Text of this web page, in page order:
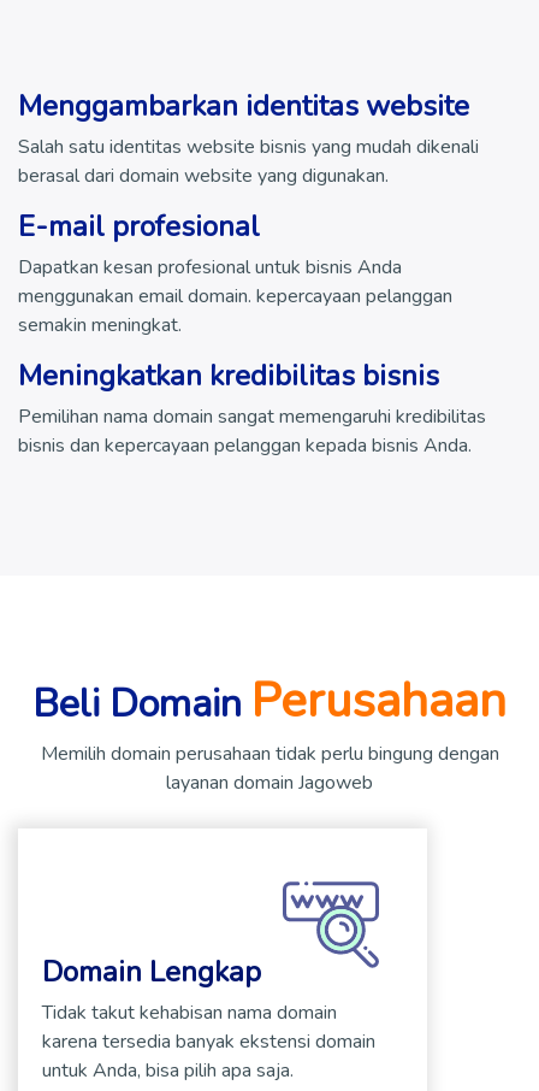
Menggambarkan identitas website
Salah satu identitas website bisnis yang mudah dikenali
berasal dari domain website yang digunakan.
E-mail profesional
Dapatkan kesan profesional untuk bisnis Anda
menggunakan email domain. kepercayaan pelanggan
semakin meningkat.
Meningkatkan kredibilitas bisnis
Pemilihan nama domain sangat memengaruhi kredibilitas
bisnis dan kepercayaan pelanggan kepada bisnis Anda.
Beli Domain Perusahaan
Memilih domain perusahaan tidak perlu bingung dengan
layanan domain Jagoweb
Domain Lengkap
Tidak takut kehabisan nama domain
karena tersedia banyak ekstensi domain
untuk Anda, bisa pilih apa saja.